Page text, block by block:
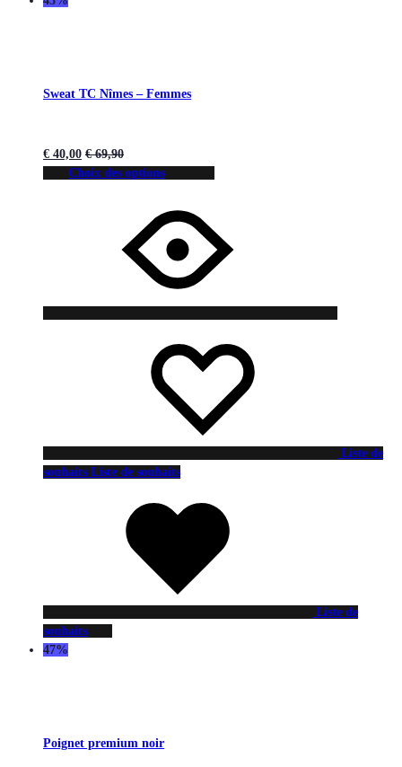
Sweat TC Nîmes – Femmes
€ 40,00 €69,90
Choix des options
Liste de
souhaits Liste de souhaits
Liste de
souhaits
47%
Poignet premium noir